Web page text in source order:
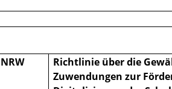
Richtlinie über die
Zuwendungen zur